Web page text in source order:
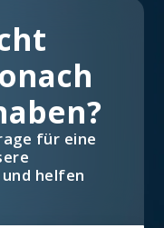
für eine
helfen